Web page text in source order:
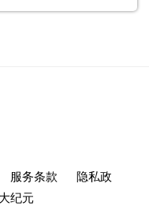
服务条款
隐私政
纪元